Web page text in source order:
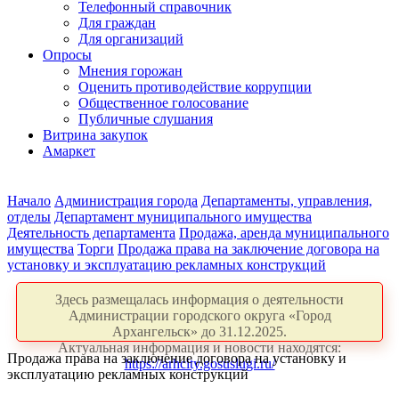
Телефонный справочник
Для граждан
Для организаций
Опросы
Мнения горожан
Оценить противодействие коррупции
Общественное голосование
Публичные слушания
Витрина закупок
Амаркет
Начало Администрация города Департаменты, управления,
отделы Департамент муниципального имущества
Деятельность департамента Продажа, аренда муниципального
имущества Торги Продажа права на заключение договора на
установку и эксплуатацию рекламных конструкций
Здесь размещалась информация о деятельности
Администрации городского округа «Город
Архангельск» до 31.12.2025.
Актуальная информация и новости находятся:
https://arhcity.gosuslugi.ru/
Продажа права на заключение договора на установку и
эксплуатацию рекламных конструкций